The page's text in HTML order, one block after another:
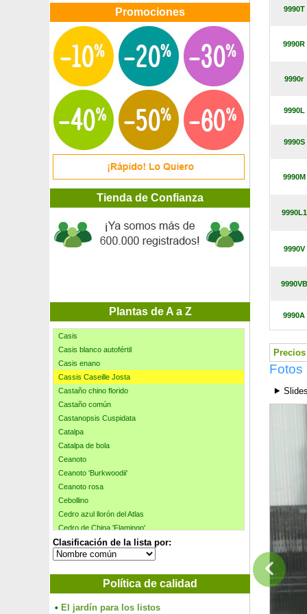
Promociones
Tienda de Confianza
Plantas de A a Z
Campanilla azul
Campanilla de las murallas
Campanilla de murallas Blanca
Campánula piramidal azul, Campanilla
Campánula piramidal blanca, Campanilla
Caña del Perú
Caña de pescar de ángel
Caña Santa, Hierba limón, Toronjil de caña
Cantueso, Tomillo borriquero
Caragana
Carex 'Evergold'
Carex 'Frosted Curls'
Carióptera 'First Choice'
Carolina del jardín / coronilla
Carpe
Casia corymbosa
Casia floribunda
Casis
Casis blanco autofértil
Casis enano
Cassis Caseille Josta
Castaño chino florido
Castaño común
Castanopsis Cuspidata
Catalpa
Catalpa de bola
Ceanoto
Ceanoto 'Burkwoodii'
Ceanoto rosa
Cebollino
Cedro azul llorón del Atlas
Cedro de China 'Flamingo'
Cedro del Atlas
Cedro del Himalaya
Cedro japonés
Ceibo
Celinda de jardin
Clasificación de la lista por:
Política de calidad
• El jardín para los listos
9990T
9990R
9990r
9990L
9990S
9990M
9990L1
9990V
9990VB
9990A
Fotos
⯈